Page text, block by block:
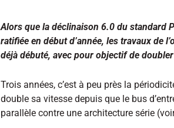
Alors que la déclinaison 6.0 du standard
ratifiée en début d’année, les travaux de
déjà débuté, avec pour objectif de
Trois années, c’est à peu près la
double sa vitesse depuis que le bus
parallèle contre une architecture série